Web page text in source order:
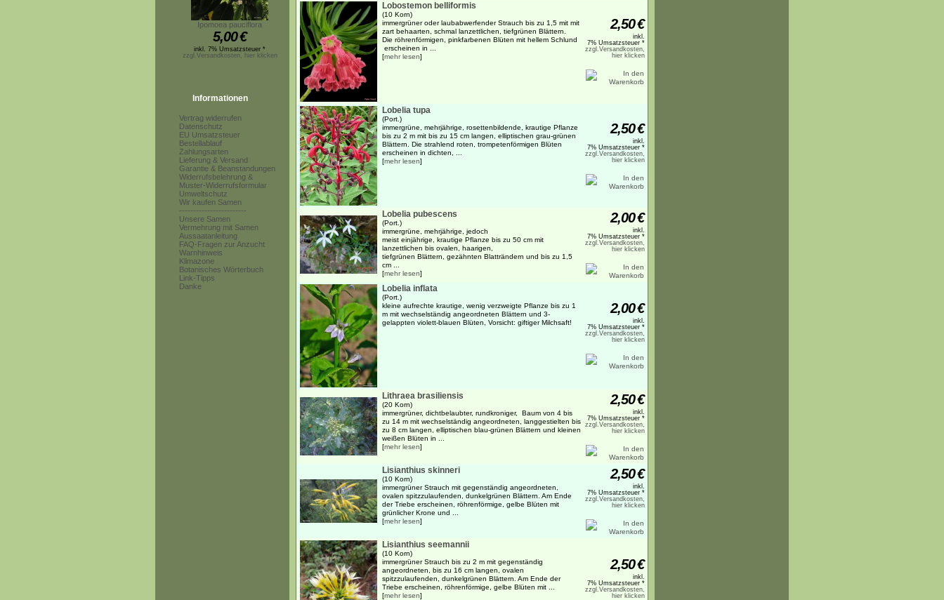
Ipomoea pauciflora
5,00€
inkl. 7% Umsatzsteuer *
zzgl.Versandkosten, hier klicken
Informationen
Vertrag widerrufen
Datenschutz
EU Umsatzsteuer
Bestellablauf
Zahlungsarten
Lieferung & Versand
Garantie & Beanstandungen
Widerrufsbelehrung &
Muster-Widerrufsformular
Umweltschutz
Wir kaufen Samen
------------------------
Unsere Samen
Vermehrung mit Samen
Aussaatanleitung
FAQ-Fragen zur Anzucht
Warnhinweis
Klimazone
Botanisches Wörterbuch
Link-Tipps
Danke
Lobostemon belliformis
(10 Korn)
immergrüner oder laubabwerfender Strauch bis zu 1,5 mit mit
zart behaarten, schmal lanzettlichen, tiefgrünen Blättern.
Die röhrenförmigen, pinkfarbenen Blüten mit hellem Schlund
erscheinen in ...
[mehr lesen]
2,50€
inkl.
7% Umsatzsteuer *
zzgl.Versandkosten,
hier klicken
Lobelia tupa
(Port.)
immergrüne, mehrjährige, rosettenbildende, krautige Pflanze
bis zu 2 m mit bis zu 15 cm langen, elliptischen grau-grünen
Blättern. Die strahlend roten, trompetenförmigen Blüten
erscheinen in dichten, ...
[mehr lesen]
2,50€
inkl.
7% Umsatzsteuer *
zzgl.Versandkosten,
hier klicken
Lobelia pubescens
(Port.)
immergrüne, mehrjährige, jedoch
meist einjährige, krautige Pflanze bis zu 50 cm mit
lanzettlichen bis ovalen, haarigen,
tiefgrünen Blättern, gezähnten Blatträndern und bis zu 1,5
cm ...
[mehr lesen]
2,00€
inkl.
7% Umsatzsteuer *
zzgl.Versandkosten,
hier klicken
Lobelia inflata
(Port.)
kleine aufrechte krautige, wenig verzweigte Pflanze bis zu 1
m mit wechselständig angeordneten Blättern und 3-
gelappten violett-blauen Blüten, Vorsicht: giftiger Milchsaft!
2,00€
inkl.
7% Umsatzsteuer *
zzgl.Versandkosten,
hier klicken
Lithraea brasiliensis
(20 Korn)
immergrüner, dichtbelaubter, rundkroniger, Baum von 4 bis
zu 14 m mit wechselständig angeordneten, langgestielten bis
zu 8 cm langen, elliptischen blau-grünen Blättern und kleinen
weißen Blüten in ...
[mehr lesen]
2,50€
inkl.
7% Umsatzsteuer *
zzgl.Versandkosten,
hier klicken
Lisianthius skinneri
(10 Korn)
immergrüner Strauch mit gegenständig angeordneten,
ovalen spitzzulaufenden, dunkelgrünen Blättern. Am Ende
der Triebe erscheinen, röhrenförmige, gelbe Blüten mit
grünlicher Krone und ...
[mehr lesen]
2,50€
inkl.
7% Umsatzsteuer *
zzgl.Versandkosten,
hier klicken
Lisianthius seemannii
(10 Korn)
immergrüner Strauch bis zu 2 m mit gegenständig
angeordneten, bis zu 16 cm langen, ovalen
spitzzulaufenden, dunkelgrünen Blättern. Am Ende der
Triebe erscheinen, röhrenförmige, gelbe Blüten mit ...
[mehr lesen]
2,50€
inkl.
7% Umsatzsteuer *
zzgl.Versandkosten,
hier klicken